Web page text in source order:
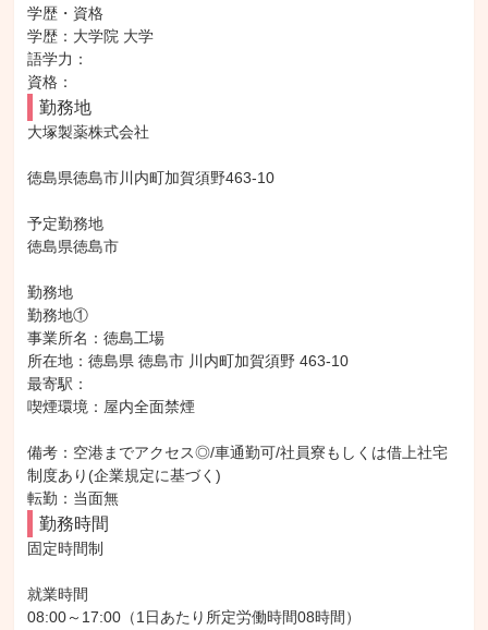
学歴・資格
学歴：大学院 大学
語学力：
資格：
勤務地
大塚製薬株式会社
徳島県徳島市川内町加賀須野463-10
予定勤務地
徳島県徳島市
勤務地
勤務地①
事業所名：徳島工場
所在地：徳島県 徳島市 川内町加賀須野 463-10
最寄駅：
喫煙環境：屋内全面禁煙
備考：空港までアクセス◎/車通勤可/社員寮もしくは借上社宅
制度あり(企業規定に基づく)
転勤：当面無
勤務時間
固定時間制
就業時間
08:00～17:00（1日あたり所定労働時間08時間）